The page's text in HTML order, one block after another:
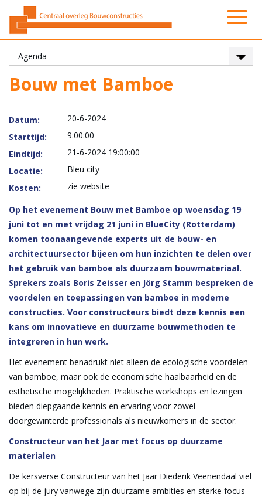
Bouw met Bamboe
Datum:
20-6-2024
Starttijd:
9:00:00
Eindtijd:
21-6-2024 19:00:00
Locatie:
Bleu city
Kosten:
zie website
Op het evenement Bouw met Bamboe op woensdag 19
juni tot en met vrijdag 21 juni in BlueCity (Rotterdam)
komen toonaangevende experts uit de bouw- en
architectuursector bijeen om hun inzichten te delen over
het gebruik van bamboe als duurzaam bouwmateriaal.
Sprekers zoals Boris Zeisser en Jörg Stamm bespreken de
voordelen en toepassingen van bamboe in moderne
constructies. Voor constructeurs biedt deze kennis een
kans om innovatieve en duurzame bouwmethoden te
integreren in hun werk.
Het evenement benadrukt niet alleen de ecologische voordelen
van bamboe, maar ook de economische haalbaarheid en de
esthetische mogelijkheden. Praktische workshops en lezingen
bieden diepgaande kennis en ervaring voor zowel
doorgewinterde professionals als nieuwkomers in de sector.
Constructeur van het Jaar met focus op duurzame
materialen
De kersverse Constructeur van het Jaar Diederik Veenendaal viel
op bij de jury vanwege zijn duurzame ambities en sterke focus